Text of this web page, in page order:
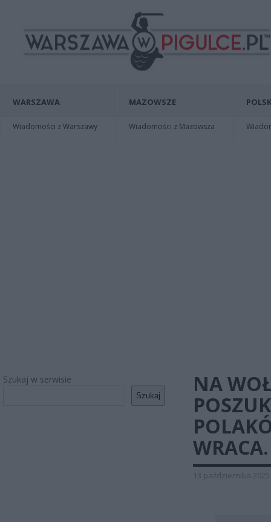
WARSZAWA
Wiadomości z Warszawy
MAZOWSZE
Wiadomości z Mazowsza
Szukaj w serwisie
Szukaj
NA
WRACA.
13 października 2025